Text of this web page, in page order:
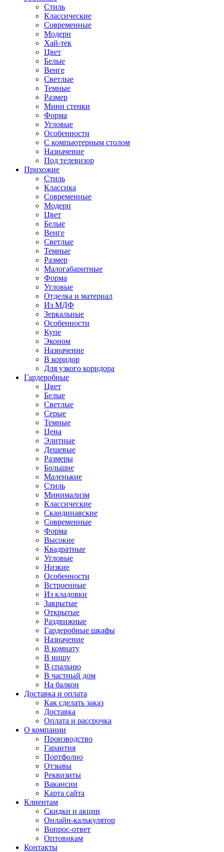
Стиль
Классические
Современные
Модерн
Хай-тек
Цвет
Белые
Венге
Светлые
Темные
Размер
Мини стенки
Форма
Угловые
Особенности
С компьютерным столом
Назначение
Под телевизор
Прихожие
Стиль
Классика
Современные
Модерн
Цвет
Белые
Венге
Светлые
Темные
Размер
Малогабаритные
Форма
Угловые
Отделка и материал
Из МДФ
Зеркальные
Особенности
Купе
Эконом
Назначение
В коридор
Для узкого коридора
Гардеробные
Цвет
Белые
Светлые
Серые
Темные
Цена
Элитные
Дешевые
Размеры
Большие
Маленькие
Стиль
Минимализм
Классические
Скандинавские
Современные
Форма
Высокие
Квадратные
Угловые
Низкие
Особенности
Встроенные
Из кладовки
Закрытые
Открытые
Раздвижные
Гардеробные шкафы
Назначение
В комнату
В нишу
В спальню
В частный дом
На балкон
Доставка и оплата
Как сделать заказ
Доставка
Оплата и рассрочка
О компании
Производство
Гарантия
Портфолио
Отзывы
Реквизиты
Вакансии
Карта сайта
Клиентам
Скидки и акции
Онлайн-калькулятор
Вопрос-ответ
Оптовикам
Контакты